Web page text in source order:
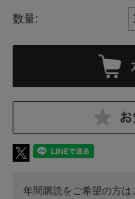
数量:
年間購読をご希望の方は